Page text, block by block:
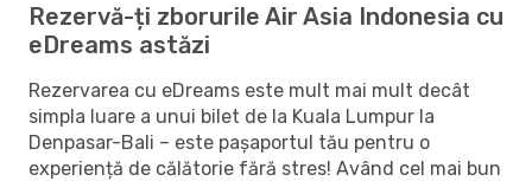
Rezervă-ți zborurile Air Asia Indonesia cu
eDreams astăzi
Rezervarea cu eDreams este mult mai mult decât
simpla luare a unui bilet de la Kuala Lumpur la
Denpasar-Bali – este pașaportul tău pentru o
experiență de călătorie fără stres! Având cel mai bun